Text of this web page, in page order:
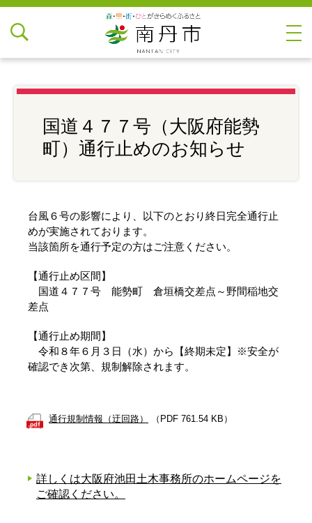
国道４７７号（大阪府能勢
町）通行止めのお知らせ
台風６号の影響により、以下のとおり終日完全通行止
めが実施されております。
当該箇所を通行予定の方はご注意ください。
【通行止め区間】
国道４７７号 能勢町 倉垣橋交差点～野間稲地交
差点
【通行止め期間】
令和８年６月３日（水）から【終期未定】※安全が
確認でき次第、規制解除されます。
通行規制情報（迂回路） （PDF 761.54 KB）
詳しくは大阪府池田土木事務所のホームページを
ご確認ください。